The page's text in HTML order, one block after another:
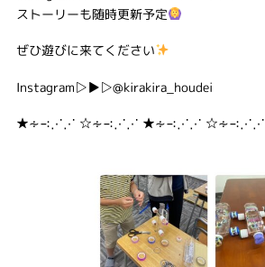
ストーリーも随時更新予定
ぜひ遊びに来てください
Instagram▷▶▷@kirakira_houdei
★∻∹⋰⋰ ☆∻∹⋰⋰ ★∻∹⋰⋰ ☆∻∹⋰⋰